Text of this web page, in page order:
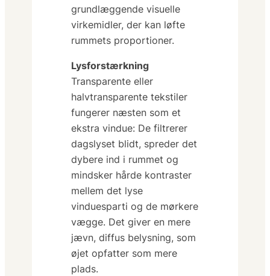
grundlæggende visuelle
virkemidler, der kan løfte
rummets proportioner.
Lysforstærkning
Transparente eller
halvtransparente tekstiler
fungerer næsten som et
ekstra vindue: De filtrerer
dagslyset blidt, spreder det
dybere ind i rummet og
mindsker hårde kontraster
mellem det lyse
vinduesparti og de mørkere
vægge. Det giver en mere
jævn, diffus belysning, som
øjet opfatter som mere
plads.